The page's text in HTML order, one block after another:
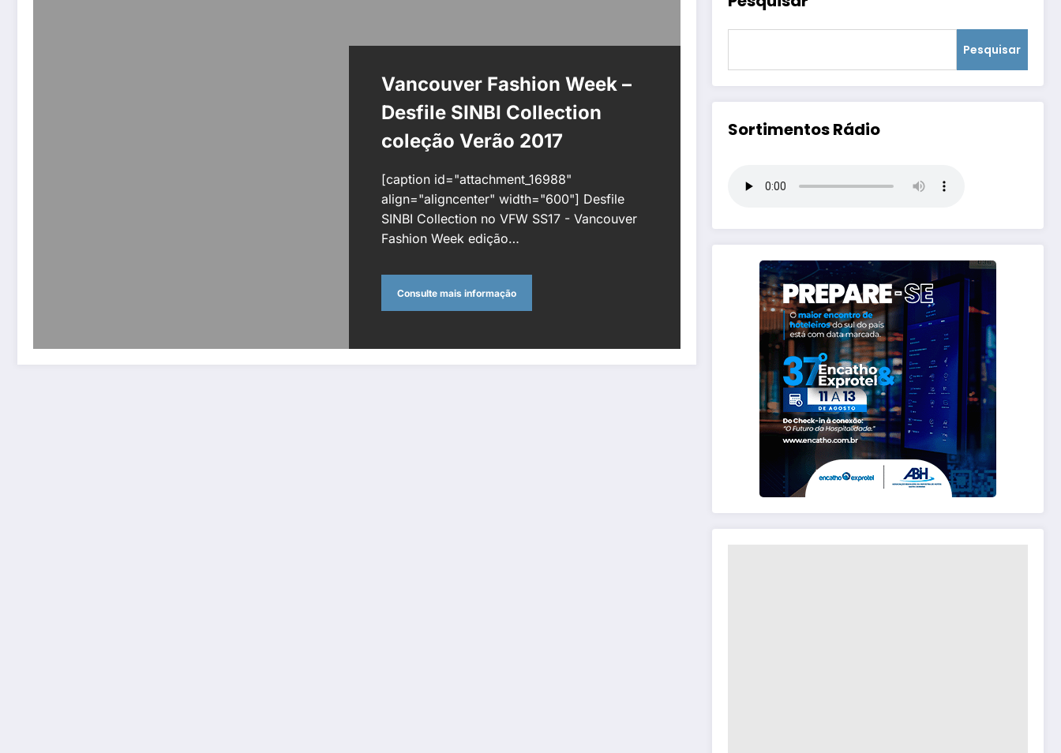
Vancouver Fashion Week –
Desfile SINBI Collection
coleção Verão 2017
[caption id="attachment_16988"
align="aligncenter" width="600"] Desfile
SINBI Collection no VFW SS17 - Vancouver
Fashion Week edição…
Consulte mais informação
Pesquisar
Sortimentos Rádio